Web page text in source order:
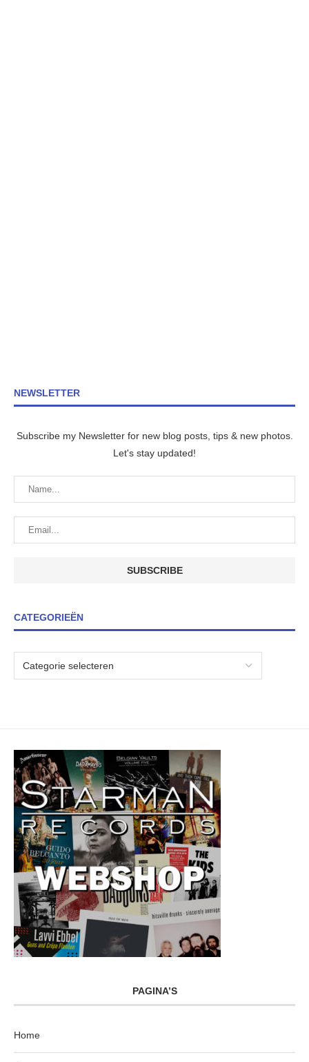
NEWSLETTER
Subscribe my Newsletter for new blog posts, tips & new photos.
Let's stay updated!
CATEGORIEËN
PAGINA’S
Home